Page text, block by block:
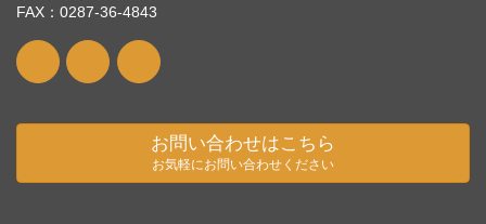
FAX：0287-36-4843
お問い合わせはこちら
お気軽にお問い合わせください